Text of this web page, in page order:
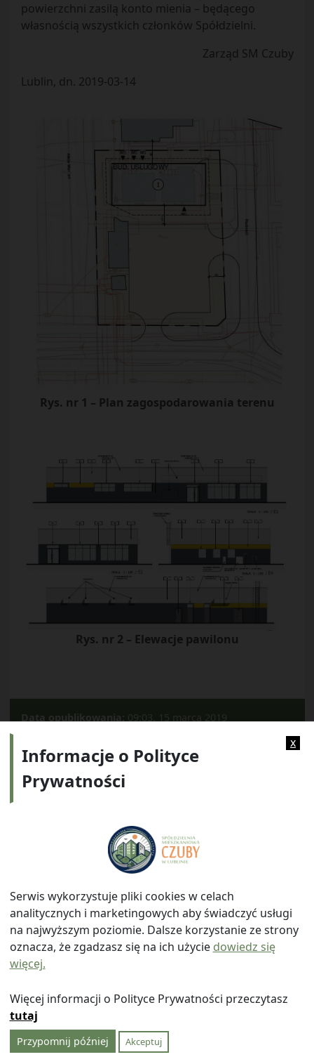
powierzchni zasilą konto mienia – będącego
własnością wszystkich członków Spółdzielni.
Zarząd SM Czuby
Lublin, dn. 2019-03-14
Rys. nr 1 – Plan zagospodarowania terenu
Rys. nr 2 – Elewacje pawilonu
Data opublikowania: 09:03, 15 marca 2019
ul. Watykańska 6, 20-538 Lublin
Telefon: 814641700 E-mail: info@smczuby.pl
© 2026
x
Informacje o Polityce
Prywatności
Serwis wykorzystuje pliki cookies w celach
analitycznych i marketingowych aby świadczyć usługi
na najwyższym poziomie. Dalsze korzystanie ze strony
oznacza, że zgadzasz się na ich użycie dowiedz się
więcej.
Więcej informacji o Polityce Prywatności przeczytasz
tutaj
Przypomnij później Akceptuj